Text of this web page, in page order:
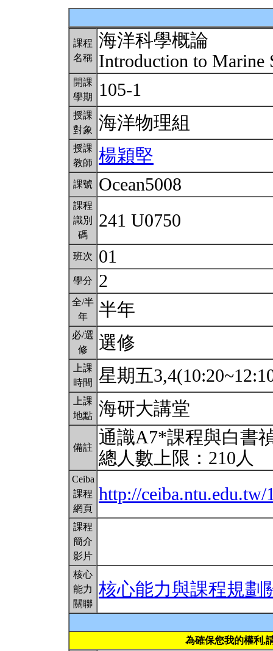
課程
名稱
海洋科學概論
Introduction to Marine
開課
學期
105-1
授課
對象
海洋物理組
授課
教師
楊穎堅
課號 Ocean5008
課程
識別
碼
241 U0750
班次 01
學分 2
全/半
年
半年
必/選
修
選修
上課
時間
星期五
上課
地點 海研大講堂
備註
通識A7*課程與白書
總人數上限：210人
Ceiba
課程
網頁
http://ceiba.ntu.edu.tw/
課程
簡介
影片
核心
能力
關聯
核心能力與課程規劃
為確保您我的權利,